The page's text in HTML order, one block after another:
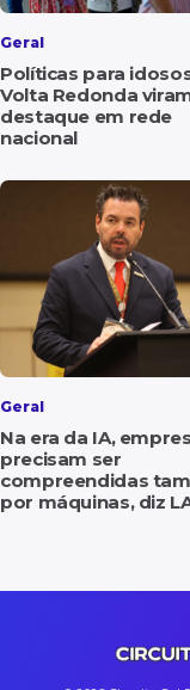
Geral
Políticas para
Volta Redonda
destaque em rede
nacional
Geral
Na era da IA,
precisam ser
compreendidas
por máquinas, diz